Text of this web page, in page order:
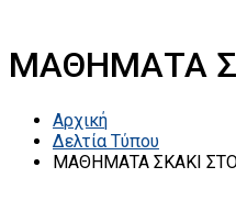
ΜΑΘΗΜΑΤΑ
Αρχική
Δελτία Τύπου
ΜΑΘΗΜΑΤΑ ΣΚΑΚΙ